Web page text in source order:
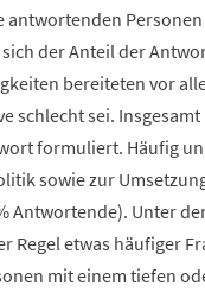
antwortenden
der Anteil der
bereiteten vor
schlecht sei.
formuliert. Häufig
sowie zur
Antwortende). Unter
Regel etwas häufiger
mit einem tiefen